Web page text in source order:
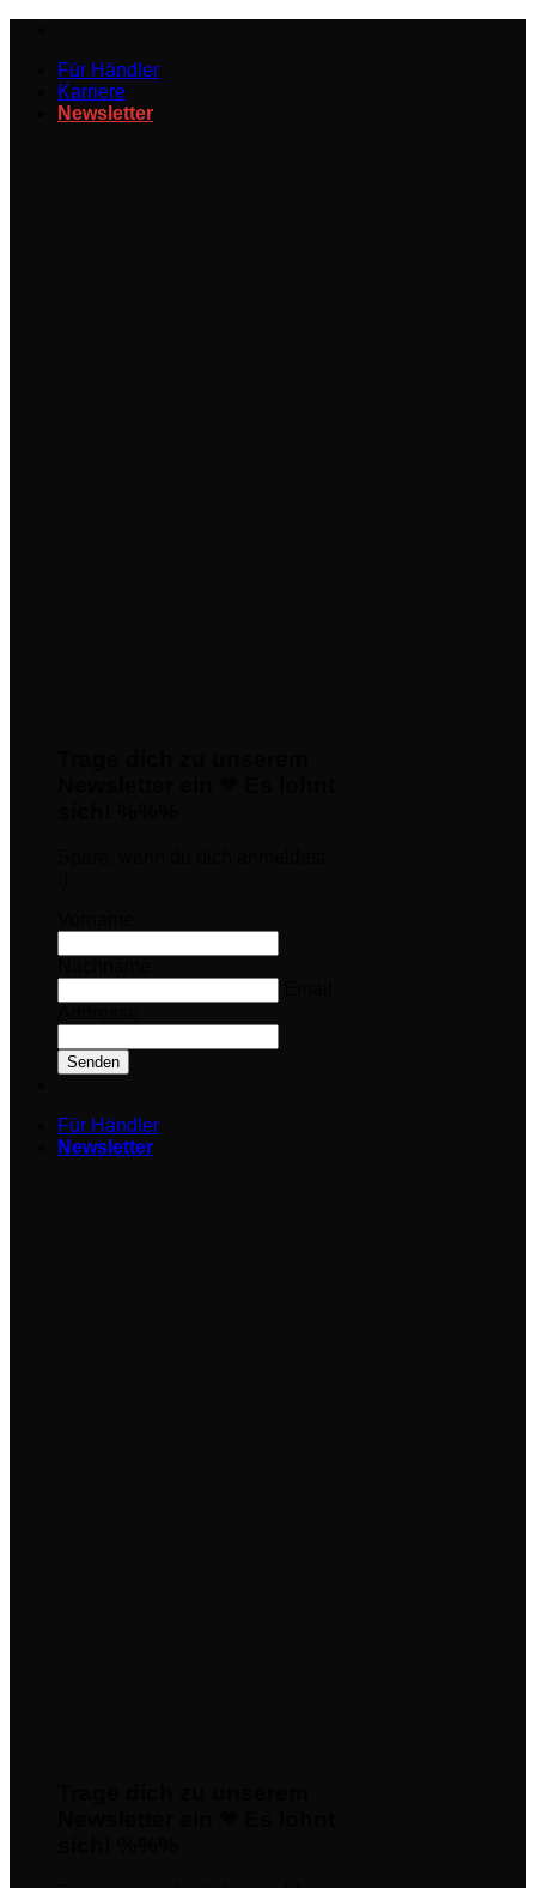
springenFür Händler
Karriere
Newsletter
Senden
Für Händler
Newsletter